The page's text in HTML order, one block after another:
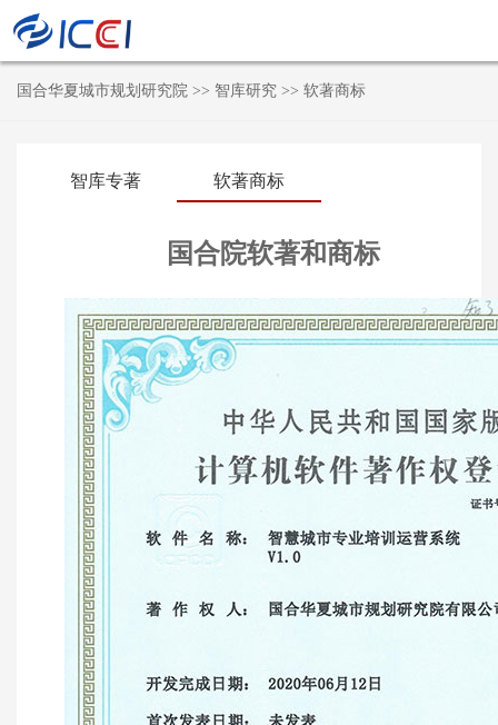
国合华夏城市规划研究院 >> 智库研究 >> 软著商标
智库专著 软著商标
国合院软著和商标